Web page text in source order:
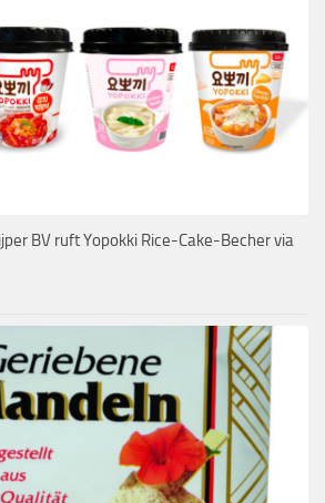
BV ruft Yopokki Rice-Cake-Becher via